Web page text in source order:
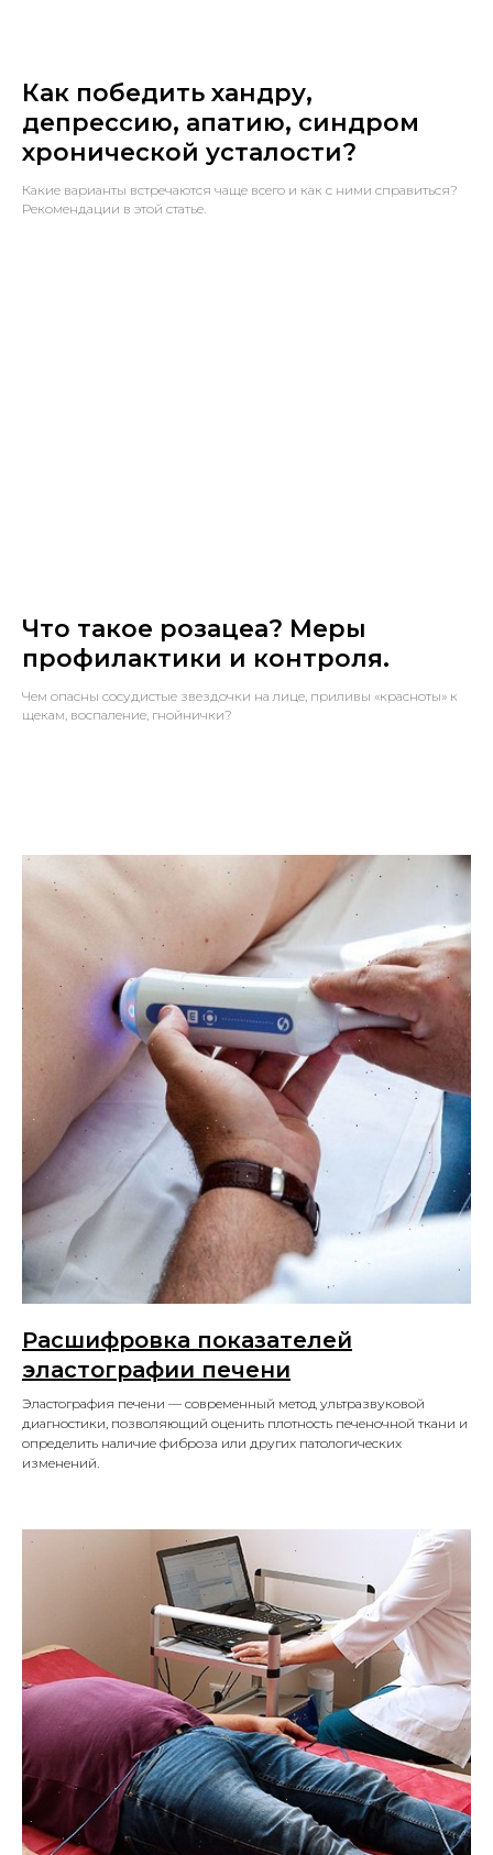
Как победить хандру,
депрессию, апатию, синдром
хронической усталости?
Какие варианты встречаются чаще всего и как с ними справиться?
Рекомендации в этой статье.
Что такое розацеа? Меры
профилактики и контроля.
Чем опасны сосудистые звездочки на лице, приливы «красноты» к
щекам, воспаление, гнойнички?
Расшифровка показателей
эластографии печени
Эластография печени — современный метод ультразвуковой
диагностики, позволяющий оценить плотность печеночной ткани и
определить наличие фиброза или других патологических
изменений.